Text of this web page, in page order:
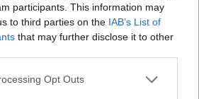
participants. This information may
to third parties on the IAB’s List of
that may further disclose it to other
Opt Outs
osan lentää
lentoyhtiö –
tärkeä rajoitus